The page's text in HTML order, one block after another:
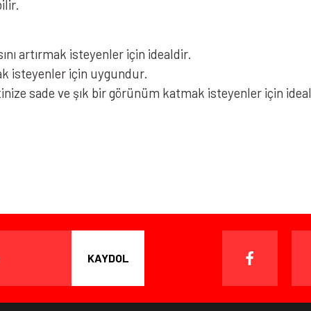
artırmak isteyenler için idealdir.
isteyenler için uygundur.
sade ve şık bir görünüm katmak isteyenler için
içinde, kargo ücreti alıcı müşteriye ait olmak kaydıyla ürünü
KAYDOL